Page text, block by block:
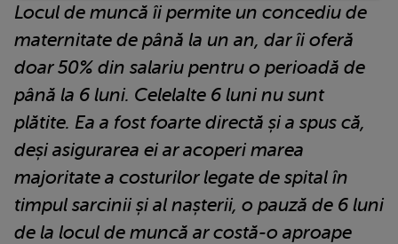
Locul de muncă îi permite un concediu de
maternitate de până la un an, dar îi oferă
doar 50% din salariu pentru o perioadă de
până la 6 luni. Celelalte 6 luni nu sunt
plătite. Ea a fost foarte directă și a spus că,
deși asigurarea ei ar acoperi marea
majoritate a costurilor legate de spital în
timpul sarcinii și al nașterii, o pauză de 6 luni
de la locul de muncă ar costă-o aproape